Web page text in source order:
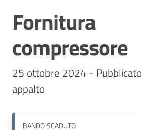
Stazioni
appaltanti
Contatti
Salta al contenuto
Fornitura
compressore
25 ottobre 2024 -
appalto
BANDOSCADUTO